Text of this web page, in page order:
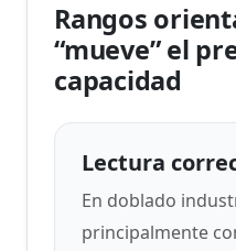
Rangos
“mueve” el
capacidad
Lectura
En doblado
principalmente